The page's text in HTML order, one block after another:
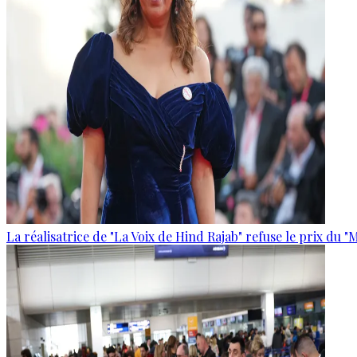
La réalisatrice de "La Voix de Hind Rajab" refuse le prix du